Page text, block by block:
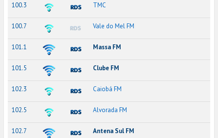
100.3 TMC
100.7 Vale do Mel FM
101.1 Massa FM
101.5 Clube FM
102.3 Caiobá FM
102.5 Alvorada FM
102.7 Antena Sul FM